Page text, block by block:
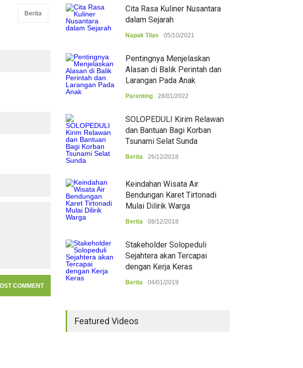
Berita
Cita Rasa Kuliner Nusantara
dalam Sejarah
Napak Tilas 05/10/2021
Pentingnya Menjelaskan
Alasan di Balik Perintah dan
Larangan Pada Anak
Parenting 28/01/2022
SOLOPEDULI Kirim Relawan
dan Bantuan Bagi Korban
Tsunami Selat Sunda
Berita 26/12/2018
Keindahan Wisata Air
Bendungan Karet Tirtonadi
Mulai Dilirik Warga
Berita 08/12/2018
Stakeholder Solopeduli
Sejahtera akan Tercapai
dengan Kerja Keras
Berita 04/01/2019
Featured Videos